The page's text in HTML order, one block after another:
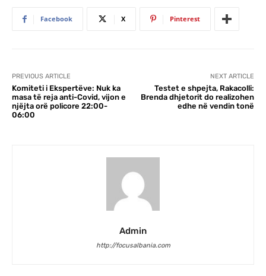
Facebook X Pinterest
PREVIOUS ARTICLE
Komiteti i Ekspertëve: Nuk ka
masa të reja anti-Covid, vijon e
njëjta orë policore 22:00-
06:00
NEXT ARTICLE
Testet e shpejta, Rakacolli:
Brenda dhjetorit do realizohen
edhe në vendin tonë
Admin
http://focusalbania.com